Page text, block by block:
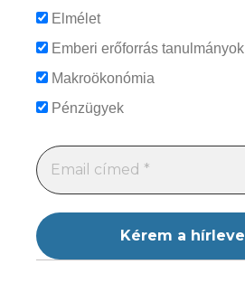
Elmélet
Emberi erőforrás tanulmányok
Makroökonómia
Pénzügyek